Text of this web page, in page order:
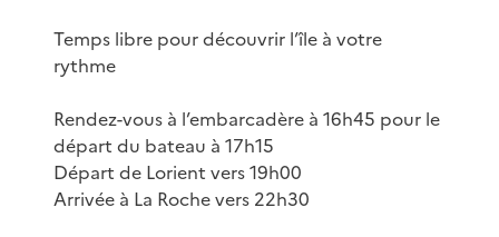
Temps libre pour découvrir l’île à votre
rythme
Rendez-vous à l’embarcadère à 16h45 pour le
départ du bateau à 17h15
Départ de Lorient vers 19h00
Arrivée à La Roche vers 22h30